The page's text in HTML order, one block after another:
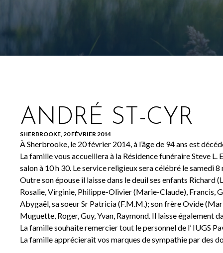
ANDRÉ ST-CYR
SHERBROOKE, 20 FÉVRIER 2014
À Sherbrooke, le 20 février 2014, à l’âge de 94 ans est
La famille vous accueillera à la Résidence funéraire Steve L.
salon à 10 h 30. Le service religieux sera célébré le samedi
Outre son épouse il laisse dans le deuil ses enfants
Rosalie, Virginie, Philippe-Olivier (Marie-Claude), Francis,
Abygaël, sa soeur Sr Patricia (F.M.M.); son frère Ovide
Muguette, Roger, Guy, Yvan, Raymond. Il laisse également
La famille souhaite remercier tout le personnel de l’ IUGS
La famille apprécierait vos marques de sympathie par des